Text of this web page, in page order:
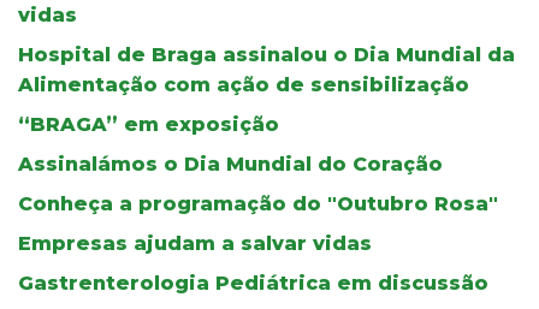
vidas
Hospital de Braga assinalou o Dia Mundial da
Alimentação com ação de sensibilização
“BRAGA” em exposição
Assinalámos o Dia Mundial do Coração
Conheça a programação do "Outubro Rosa"
Empresas ajudam a salvar vidas
Gastrenterologia Pediátrica em discussão